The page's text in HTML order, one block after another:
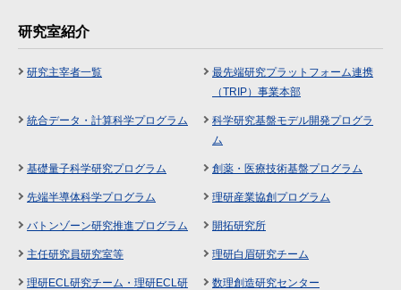
研究室紹介
研究主宰者一覧
最先端研究プラットフォーム連携
（TRIP）事業本部
統合データ・計算科学プログラム
科学研究基盤モデル開発プログラ
ム
基礎量子科学研究プログラム 創薬・医療技術基盤プログラム
先端半導体科学プログラム 理研産業協創プログラム
バトンゾーン研究推進プログラム 開拓研究所
主任研究員研究室等 理研白眉研究チーム
理研ECL研究チーム・理研ECL研
数理創造研究センター